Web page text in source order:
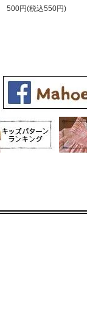
500円(税込550円)